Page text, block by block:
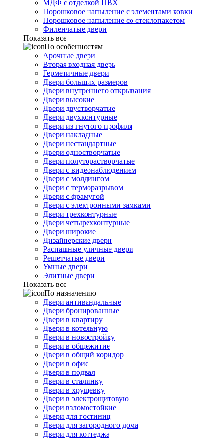
МДФ с отделкой ПВХ
Порошковое напыление с элементами ковки
Порошковое напыление со стеклопакетом
Филенчатые двери
Показать все
По особенностям
Арочные двери
Вторая входная дверь
Герметичные двери
Двери больших размеров
Двери внутреннего открывания
Двери высокие
Двери двустворчатые
Двери двухконтурные
Двери из гнутого профиля
Двери накладные
Двери нестандартные
Двери одностворчатые
Двери полуторастворчатые
Двери с видеонаблюдением
Двери с молдингом
Двери с терморазрывом
Двери с фрамугой
Двери с электронными замками
Двери трехконтурные
Двери четырехконтурные
Двери широкие
Дизайнерские двери
Распашные уличные двери
Решетчатые двери
Умные двери
Элитные двери
Показать все
По назначению
Двери антивандальные
Двери бронированные
Двери в квартиру
Двери в котельную
Двери в новостройку
Двери в общежитие
Двери в общий коридор
Двери в офис
Двери в подвал
Двери в сталинку
Двери в хрущевку
Двери в электрощитовую
Двери взломостойкие
Двери для гостиниц
Двери для загородного дома
Двери для коттеджа